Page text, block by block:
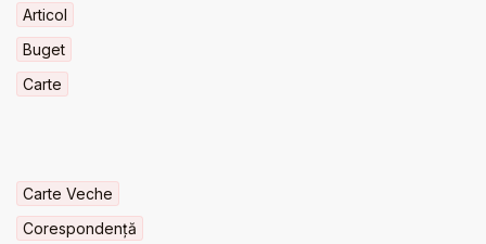
Articol
Buget
Carte
Carte Veche
Corespondență